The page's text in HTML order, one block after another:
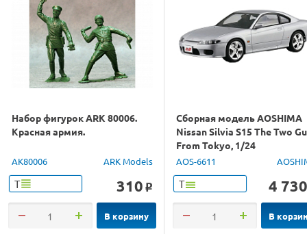
Набор фигурок ARK 80006.
Красная армия.
AK80006 ARK Models
Т 310 o
В корзину
Сборная модель AOSHIMA
Nissan Silvia S15 The Two
From Tokyo, 1/24
AOS-6611
Т 4 730
В